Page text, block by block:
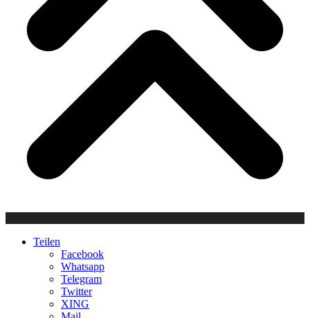
Teilen
Facebook
Whatsapp
Telegram
Twitter
XING